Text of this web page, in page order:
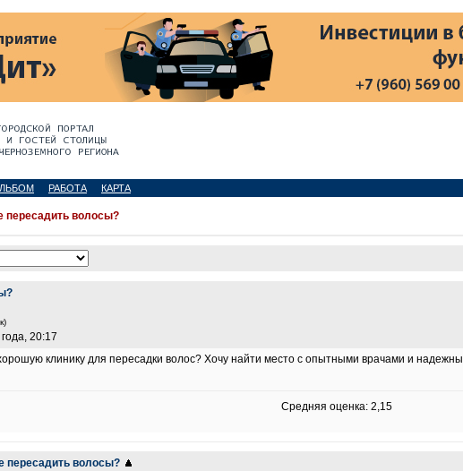
РАБОТА КАРТА
пересадить волосы?
20:17
клинику для пересадки волос? Хочу найти место с опытными врачами и
Средняя оценка: 2,15
пересадить волосы?